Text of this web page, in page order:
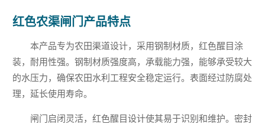
红色农渠闸门产品特点
本产品专为农田渠道设计，采用钢制材质，红色醒目涂
装，耐用性强。钢制材质强度高，承载能力强，能够承受较大
的水压力，确保农田水利工程安全稳定运行。表面经过防腐处
理，延长使用寿命。
闸门启闭灵活，红色醒目设计使其易于识别和维护。密封